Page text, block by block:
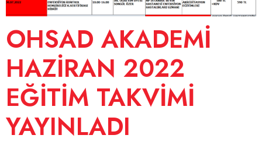
OHSAD AKADEMİ
HAZİRAN 2022
EĞİTİM TAKVİMİ
YAYINLADI